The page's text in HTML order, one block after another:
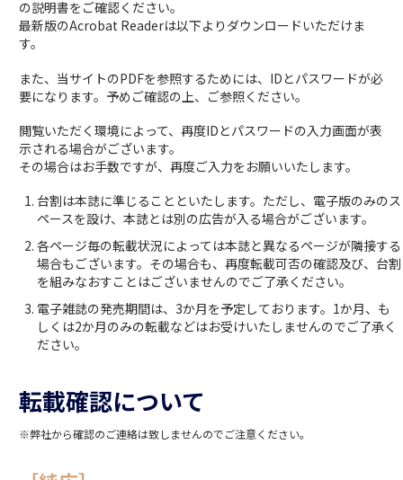
の説明書をご確認ください。
最新版のAcrobat Readerは以下よりダウンロードいただけま
す。
また、当サイトのPDFを参照するためには、IDとパスワードが必
要になります。予めご確認の上、ご参照ください。
閲覧いただく環境によって、再度IDとパスワードの入力画面が表
示される場合がございます。
その場合はお手数ですが、再度ご入力をお願いいたします。
台割は本誌に準じることといたします。ただし、電子版のみのス
ペースを設け、本誌とは別の広告が入る場合がございます。
各ページ毎の転載状況によっては本誌と異なるページが隣接する
場合もございます。その場合も、再度転載可否の確認及び、台割
を組みなおすことはございませんのでご了承ください。
電子雑誌の発売期間は、3か月を予定しております。1か月、も
しくは2か月のみの転載などはお受けいたしませんのでご了承く
ださい。
転載確認について
※弊社から確認のご連絡は致しませんのでご注意ください。